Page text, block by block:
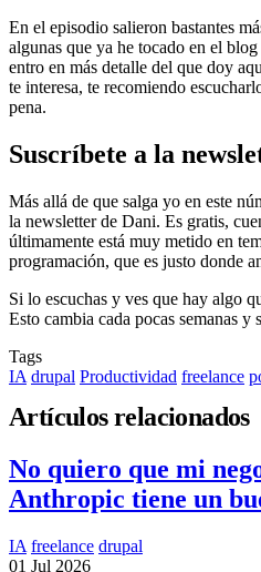
En el episodio salieron bastantes
algunas que ya he tocado en el
entro en más detalle del que doy
te interesa, te recomiendo
pena.
Suscríbete a la
Más allá de que salga yo en este
la newsletter de Dani. Es gratis,
últimamente está muy metido en
programación, que es justo donde
Si lo escuchas y ves que hay algo
Esto cambia cada pocas semanas y
Tags
IA drupal Productividad freelance
Artículos relacionados
No quiero que mi
Anthropic tiene un
IA freelance drupal
01 Jul 2026